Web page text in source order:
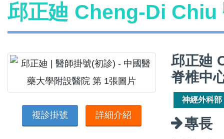
邱正廸 Cheng-Di Chiu
複診掛號 詳細介紹
邱正廸
脊椎中
神經外科部
專長